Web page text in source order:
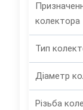
колектора
Тип
Діаметр
Різьба